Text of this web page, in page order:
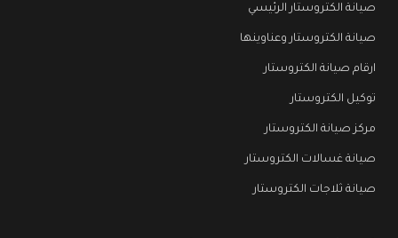
صيانة الكتروستار الرئيسي
صيانة الكتروستار وعناوينها
ارقام صيانة الكتروستار
توكيل الكتروستار
مركز صيانة الكتروستار
صيانة غسالات الكتروستار
صيانة ثلاجات الكتروستار